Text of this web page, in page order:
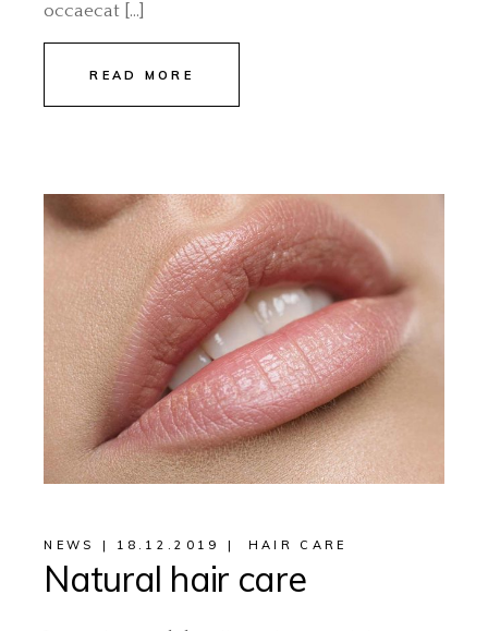
occaecat […]
READ MORE
NEWS 18.12.2019 HAIR CARE
Natural hair care